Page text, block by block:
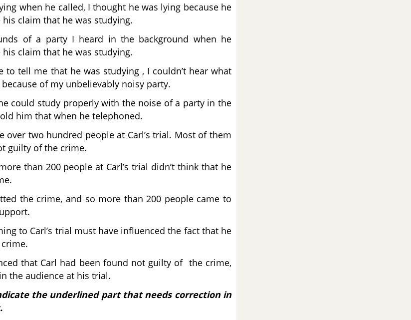
when he called, I thought he was lying because he
his claim that he was studying.
of a party I heard in the background when he
his claim that he was studying.
to tell me that he was studying , I couldn’t hear what
of my unbelievably noisy party.
could study properly with the noise of a party in the
him that when he telephoned.
over two hundred people at Carl’s trial. Most of them
guilty of the crime.
than 200 people at Carl’s trial didn’t think that he
the crime, and so more than 200 people came to
to Carl’s trial must have influenced the fact that he
that Carl had been found not guilty of the crime,
the audience at his trial.
the underlined part that needs correction in